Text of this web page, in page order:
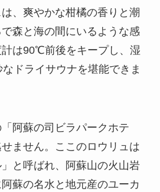
、爽やかな柑橘の香りと潮
森と海の間にいるような感
は90℃前後をキープし、湿
ドライサウナを堪能できま
阿蘇の司ビラパークホテ
ません。ここのロウリュは
」と呼ばれ、阿蘇山の火山岩
蘇の名水と地元産のユーカ